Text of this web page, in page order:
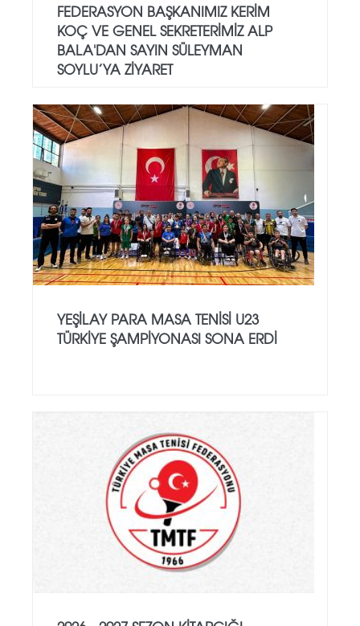
FEDERASYON BAŞKANIMIZ KERIM
KOÇ VE GENEL SEKRETERIMIZ ALP
BALA'DAN SAYIN SÜLEYMAN
SOYLU’YA ZIYARET
YEŞILAY PARA MASA TENISI U23
TÜRKIYE ŞAMPIYONASI SONA ERDI